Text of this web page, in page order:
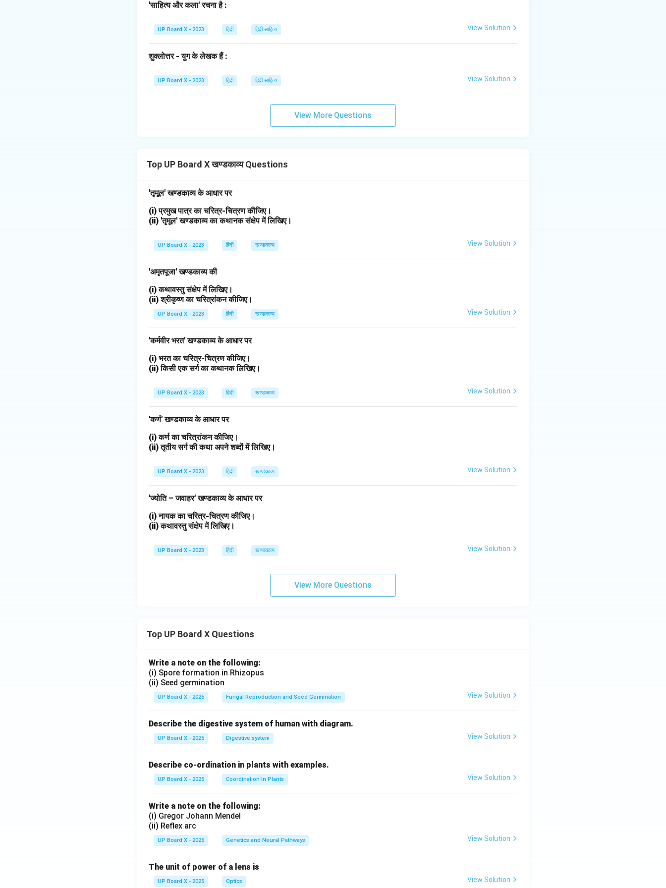
'साहित्य और कला' रचना है :
UP Board X - 2023 हिंदी हिंदी साहित्य View Solution
शुक्लोत्तर - युग के लेखक हैं :
UP Board X - 2023 हिंदी हिंदी साहित्य View Solution
View More Questions
Top UP Board X खण्डकाव्य Questions
'तृमूल' खण्डकाव्य के आधार पर
(i) प्रमुख पात्र का चरित्र-चित्रण कीजिए।
(ii) 'तृमूल' खण्डकाव्य का कथानक संक्षेप में लिखिए।
UP Board X - 2023 हिंदी खण्डकाव्य View Solution
'अमृतपूजा' खण्डकाव्य की
(i) कथावस्तु संक्षेप में लिखिए।
(ii) श्रीकृष्ण का चरित्रांकन कीजिए।
UP Board X - 2023 हिंदी खण्डकाव्य View Solution
'कर्मवीर भरत' खण्डकाव्य के आधार पर
(i) भरत का चरित्र-चित्रण कीजिए।
(ii) किसी एक सर्ग का कथानक लिखिए।
UP Board X - 2023 हिंदी खण्डकाव्य View Solution
'कर्ण' खण्डकाव्य के आधार पर
(i) कर्ण का चरित्रांकन कीजिए।
(ii) तृतीय सर्ग की कथा अपने शब्दों में लिखिए।
UP Board X - 2023 हिंदी खण्डकाव्य View Solution
'ज्योति – जवाहर' खण्डकाव्य के आधार पर
(i) नायक का चरित्र-चित्रण कीजिए।
(ii) कथावस्तु संक्षेप में लिखिए।
UP Board X - 2023 हिंदी खण्डकाव्य View Solution
View More Questions
Top UP Board X Questions
Write a note on the following:
(i) Spore formation in Rhizopus
(ii) Seed germination
UP Board X - 2025 Fungal Reproduction and Seed Germination View Solution
Describe the digestive system of human with diagram.
UP Board X - 2025 Digestive system View Solution
Describe co-ordination in plants with examples.
UP Board X - 2025 Coordination In Plants View Solution
Write a note on the following:
(i) Gregor Johann Mendel
(ii) Reflex arc
UP Board X - 2025 Genetics and Neural Pathways View Solution
The unit of power of a lens is
UP Board X - 2025 Optics View Solution